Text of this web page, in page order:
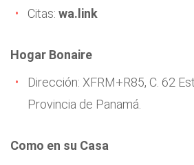
Citas: wa.link
Hogar Bonaire
Dirección: XFRM+R85, C. 62
Provincia de Panamá.
Como en su Casa